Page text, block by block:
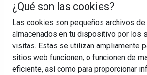
¿Qué son las cookies?
Las cookies son pequeños archivos
almacenados en tu dispositivo por los
visitas. Estas se utilizan ampliamente
sitios web funcionen, o funcionen de
eficiente, así como para proporcionar